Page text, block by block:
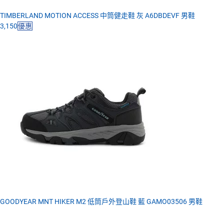
TIMBERLAND MOTION ACCESS 中筒健走鞋 灰 A6DBDEVF 男鞋
3,150優惠
GOODYEAR MNT HIKER M2 低筒戶外登山鞋 藍 GAMO03506 男鞋